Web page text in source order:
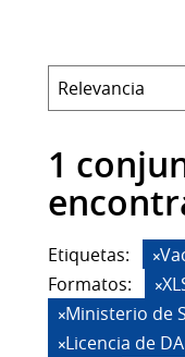
1
Etiquetas:
Formatos:
Ministerio de
Licencia de